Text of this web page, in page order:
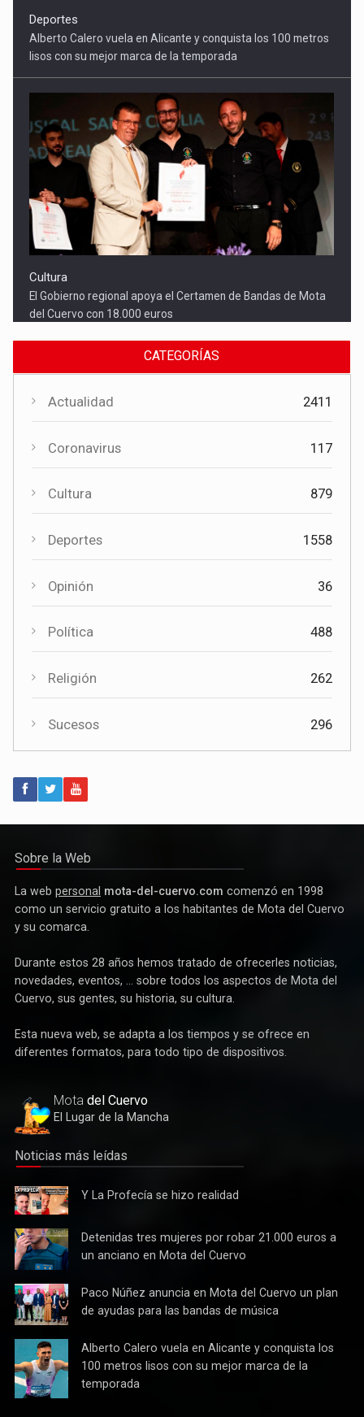
Deportes
Alberto Calero vuela en Alicante y conquista los 100 metros
lisos con su mejor marca de la temporada
Cultura
El Gobierno regional apoya el Certamen de Bandas de Mota
del Cuervo con 18.000 euros
Cultura
Política
Deportes
Cultura
Tres bandas competirán en Mota del Cuervo por alzarse con
el XII Certamen Regional "Villa Cervantina"
CATEGORÍAS
Sobre la Web
La webpersonal mota-del-cuervo.comcomenzó en 1998
como un servicio gratuito a los habitantes de Mota del Cuervo
Durante estos 28 años hemos tratado de ofrecerles noticias,
novedades, eventos, ... sobre todos los aspectos de Mota del
Esta nueva web, se adapta a los tiempos y se ofrece en
Motadel Cuervo
Noticias más leídas
Y La
se hizo
realidad
Detenidas
tres
mujeres
por robar
21.000
anciano
en Mota
del
Detenidas tres mujeres por robar 21.000 euros a
Paco
Núñez
anuncia
en Mota
del
Cuervo un
plan de
Paco Núñez anuncia en Mota del Cuervo un plan
Alberto
Calero
vuela en
Alberto Calero vuela en Alicante y conquista los
100 metros lisos con su mejor marca de la